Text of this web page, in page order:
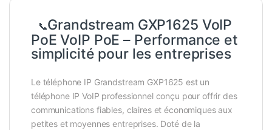
📞Grandstream GXP1625 VoIP
PoE VoIP PoE – Performance et
simplicité pour les entreprises
Le téléphone IP Grandstream GXP1625 est un
téléphone IP VoIP professionnel conçu pour offrir des
communications fiables, claires et économiques aux
petites et moyennes entreprises. Doté de la